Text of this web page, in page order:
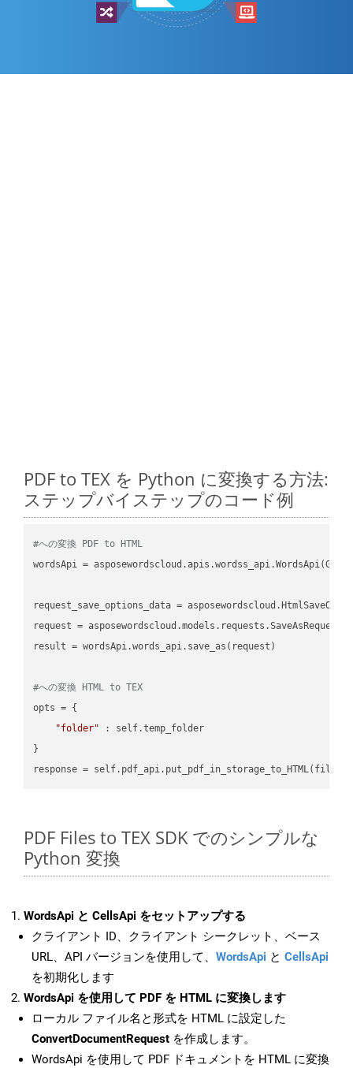
PDF to TEX を Python に変換する方法:
ステップバイステップのコード例
#への変換 PDF to HTML
wordsApi =
request_save_options_data =
request =
result = wordsApi.words_api.save_as(request)
#への変換 HTML to TEX
opts = {
"folder" : self.temp_folder
}
PDF Files to TEX SDK でのシンプルな
Python 変換
WordsApi と CellsApi をセットアップする
クライアント ID、クライアント シークレット、ベース
URL、API バージョンを使用して、 WordsApi と CellsApi
を初期化します
WordsApi を使用して PDF を HTML に変換します
ローカル ファイル名と形式を HTML に設定した
ConvertDocumentRequest を作成します。
WordsApi を使用して PDF ドキュメントを HTML に変換